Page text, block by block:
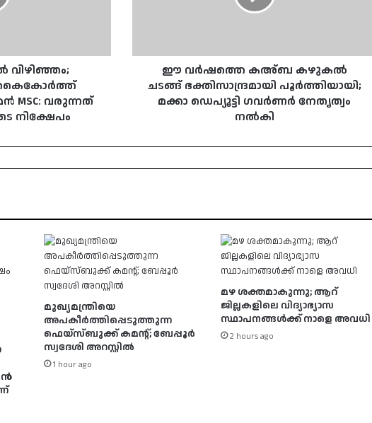
വിഴിഞ്ഞം;
കൈകോർത്ത്
MSC: വരുന്നത്
നിക്ഷേപം
ഡെപ്യൂട്ടി
ഗവർണർ
നേതൃത്വം
നൽകി
ഈ വർഷത്തെ കഅ്ബ കഴുകൽ
ചടങ്ങ് ഭക്തിസാന്ദ്രമായി പൂർത്തിയായി;
മക്കാ ഡെപ്യൂട്ടി ഗവർണർ നേതൃത്വം
നൽകി
മുഖ്യമന്ത്രിയെ
അപകീർത്തിപ്പെടുത്തുന്ന
ഫെയ്സ്ബുക്ക് കമൻ്റ്; ബേപ്പൂർ
സ്വദേശി അറസ്റ്റിൽ
1 hour ago
മഴ ശക്തമാകുന്നു; ആറ്
ജില്ലകളിലെ വിദ്യാഭ്യാസ
സ്ഥാപനങ്ങൾക്ക് നാളെ അവധി
2 hours ago